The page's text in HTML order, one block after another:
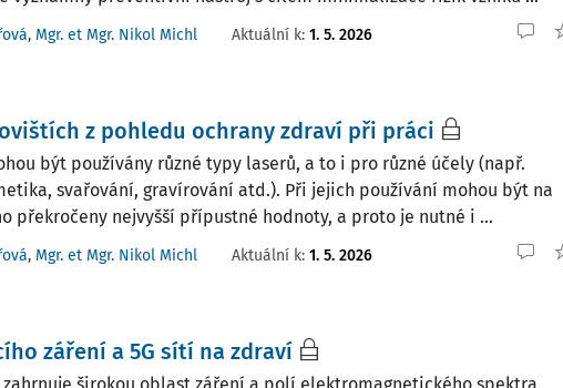
, Mgr. et Mgr. Nikol Michl Aktuální k: 1. 5. 2026
z pohledu ochrany zdraví při práci
být používány různé typy laserů, a to i pro různé účely (např.
svařování, gravírování atd.). Při jejich používání mohou být na
překročeny nejvyšší přípustné hodnoty, a proto je nutné i ...
, Mgr. et Mgr. Nikol Michl Aktuální k: 1. 5. 2026
záření a 5G sítí na zdraví